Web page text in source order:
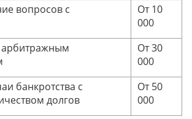
вопросов с
От 10
000
арбитражным
От 30
000
банкротства с
долгов
От 50
000